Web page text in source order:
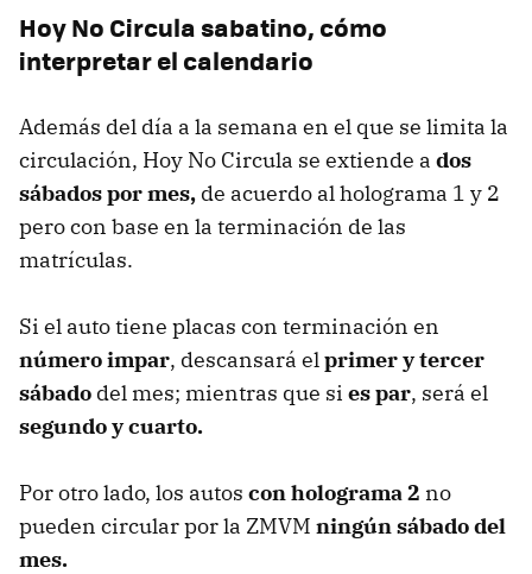
Hoy No Circula sabatino, cómo
interpretar el calendario
Además del día a la semana en el que se limita la
circulación, Hoy No Circula se extiende a dos
sábados por mes, de acuerdo al holograma 1 y 2
pero con base en la terminación de las
matrículas.
Si el auto tiene placas con terminación en
número impar, descansará elprimer y tercer
sábado del mes; mientras que si es par, será el
segundo y cuarto.
Por otro lado, los autos con holograma 2 no
pueden circular por la ZMVM ningún sábado del
mes.